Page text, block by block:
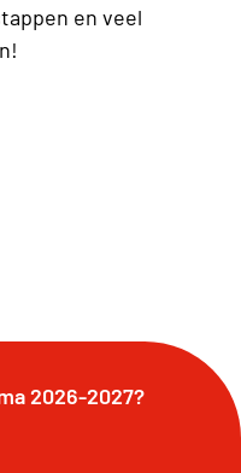
en veel
2026-2027?